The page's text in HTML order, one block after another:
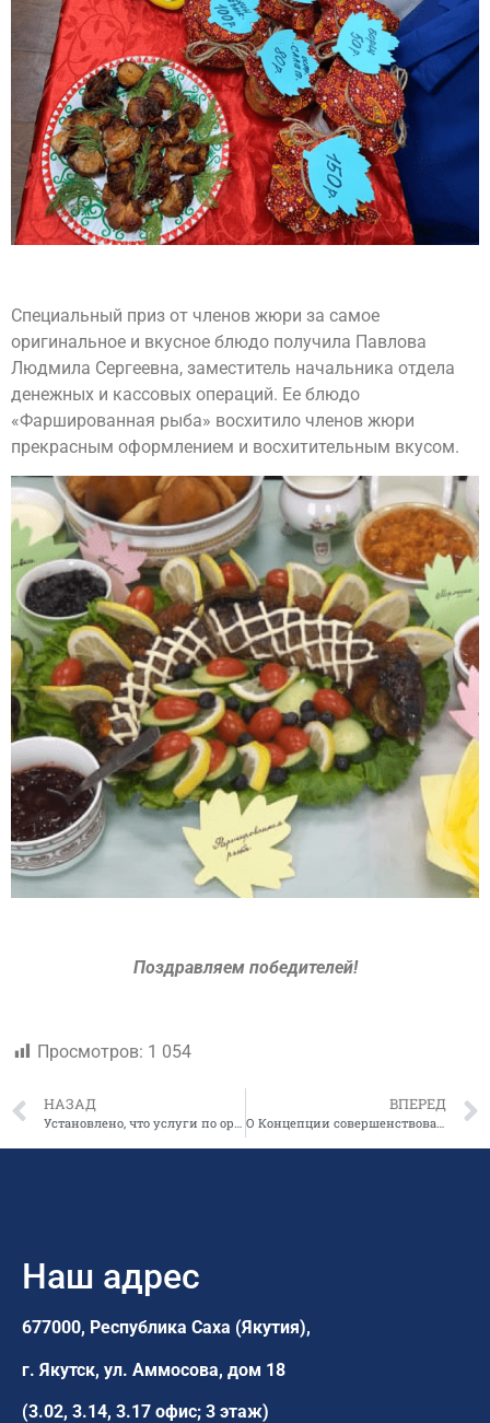
Специальный приз от членов жюри за самое
оригинальное и вкусное блюдо получила Павлова
Людмила Сергеевна, заместитель начальника отдела
денежных и кассовых операций. Ее блюдо
«Фаршированная рыба» восхитило членов жюри
прекрасным оформлением и восхитительным вкусом.
Поздравляем победителей!
Просмотров: 1 054
НАЗАД
Установлено, что услуги по организации детского отдыха нужно закупать у компаний из спецреестра
ВПЕРЕД
О Концепции совершенствования системы оплаты труда в учреждениях бюджетной сферы Республики Саха (Якутия) на 2019-2024 годы
Наш адрес
677000, Республика Саха (Якутия),
г. Якутск, ул. Аммосова, дом 18
(3.02, 3.14, 3.17 офис; 3 этаж)